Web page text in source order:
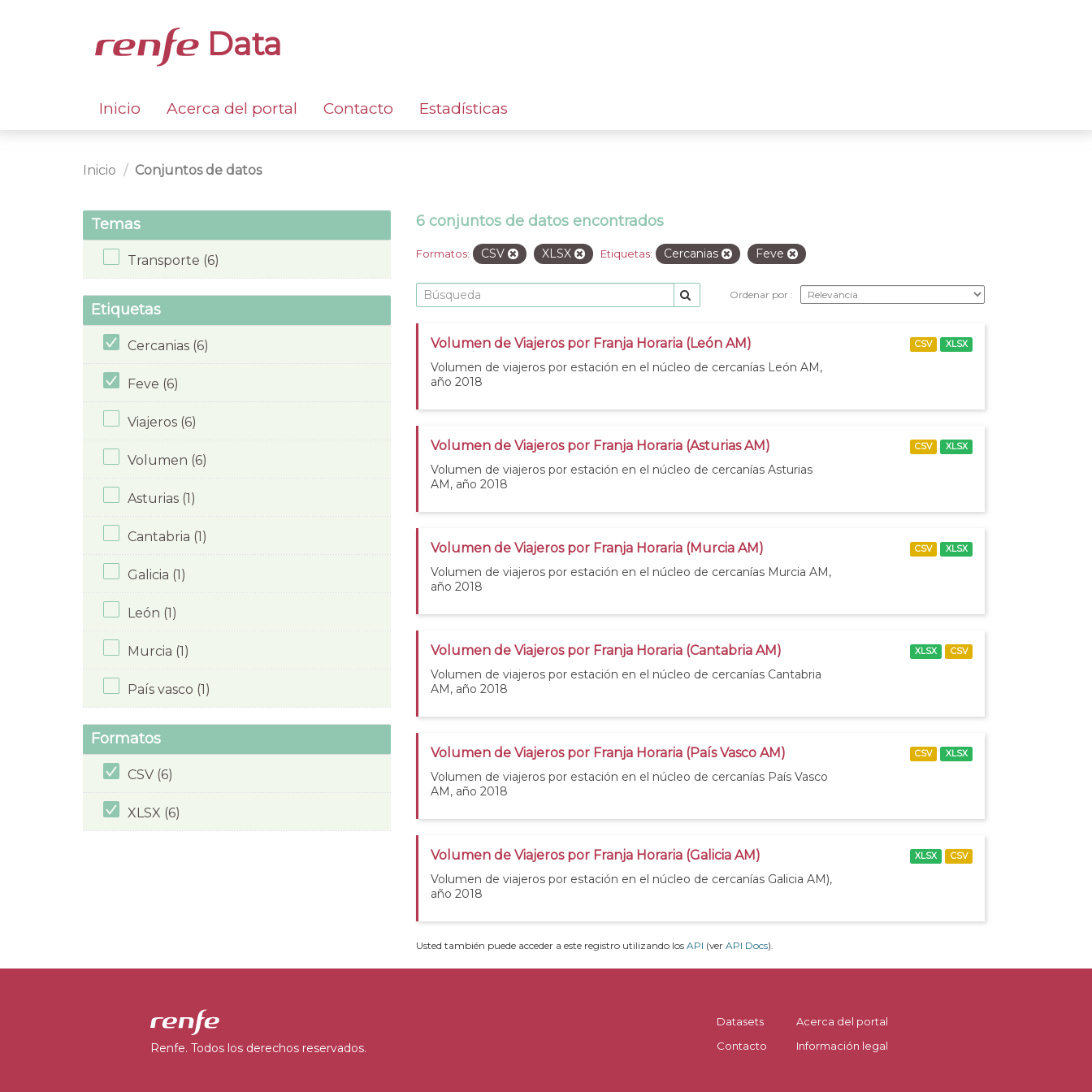
Data
Inicio Acerca del portal Contacto Estadísticas
Inicio Conjuntos de datos
Temas
Transporte (6)
Etiquetas
Cercanias (6)
Feve (6)
Viajeros (6)
Volumen (6)
Asturias (1)
Cantabria (1)
Galicia (1)
León (1)
Murcia (1)
País vasco (1)
Formatos
CSV (6)
XLSX (6)
6 conjuntos de datos encontrados
Formatos: CSV XLSX Etiquetas: Cercanias Feve
Ordenar por
Volumen de Viajeros por Franja Horaria (León AM)
Volumen de viajeros por estación en el núcleo de cercanías León AM,
año 2018
CSV XLSX
Volumen de Viajeros por Franja Horaria (Asturias AM)
Volumen de viajeros por estación en el núcleo de cercanías Asturias
AM, año 2018
CSV XLSX
Volumen de Viajeros por Franja Horaria (Murcia AM)
Volumen de viajeros por estación en el núcleo de cercanías Murcia AM,
año 2018
CSV XLSX
Volumen de Viajeros por Franja Horaria (Cantabria AM)
Volumen de viajeros por estación en el núcleo de cercanías Cantabria
AM, año 2018
XLSX CSV
Volumen de Viajeros por Franja Horaria (País Vasco AM)
Volumen de viajeros por estación en el núcleo de cercanías País Vasco
AM, año 2018
CSV XLSX
Volumen de Viajeros por Franja Horaria (Galicia AM)
Volumen de viajeros por estación en el núcleo de cercanías Galicia AM),
año 2018
XLSX CSV
Usted también puede acceder a este registro utilizando los API (ver API Docs).
Renfe. Todos los derechos reservados.
Datasets
Contacto
Acerca del portal
Información legal